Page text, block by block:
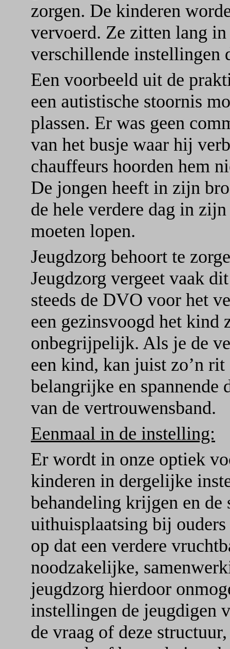
zorgen. De kinderen
vervoerd. Ze zitten lang
verschillende instellingen
Een voorbeeld uit de
een autistische stoornis
plassen. Er was geen
van het busje waar hij
chauffeurs hoorden hem
De jongen heeft in zijn
de hele verdere dag in
moeten lopen.
Jeugdzorg behoort te
Jeugdzorg vergeet vaak
steeds de DVO voor het
een gezinsvoogd het
onbegrijpelijk. Als je de
een kind, kan juist zo’n
belangrijke en spannende
van de vertrouwensband.
Eenmaal in de instelling:
Er wordt in onze optiek
kinderen in dergelijke
behandeling krijgen en
uithuisplaatsing bij
op dat een verdere
noodzakelijke,
jeugdzorg hierdoor
instellingen de jeugdigen
de vraag of deze